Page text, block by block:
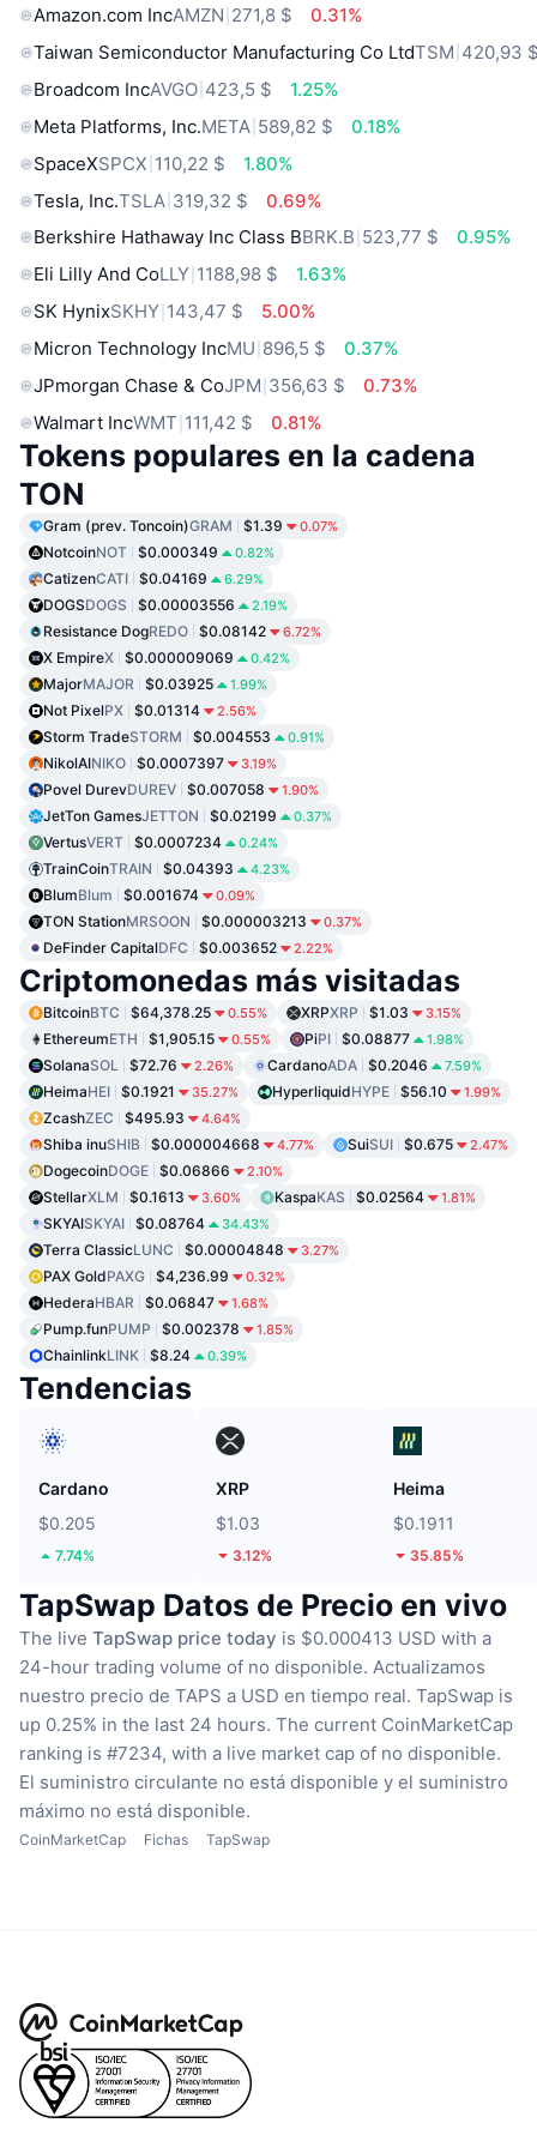
Amazon.com IncAMZN 271,8 $
0.31%
Taiwan Semiconductor Manufacturing Co LtdTSM 420,93
Broadcom IncAVGO 423,5 $
1.25%
Meta Platforms, Inc.META 589,82 $
0.18%
SpaceXSPCX 110,22 $
1.80%
Tesla, Inc.TSLA 319,32 $
0.69%
Berkshire Hathaway Inc Class BBRK.B 523,77 $
0.95%
Eli Lilly And CoLLY 1188,98 $
1.63%
SK HynixSKHY 143,47 $
5.00%
Micron Technology IncMU 896,5 $
0.37%
JPmorgan Chase & CoJPM 356,63 $
0.73%
Walmart IncWMT 111,42 $ 0.81%
Tokens populares en la cadena
TON
Gram (prev. Toncoin)GRAM $1.39 0.07%
NotcoinNOT $0.000349 0.82%
CatizenCATI $0.04169 6.29%
DOGSDOGS $0.00003556 2.19%
Resistance DogREDO $0.08142 6.72%
X EmpireX $0.000009069 0.42%
MajorMAJOR $0.03925 1.99%
Not PixelPX $0.01314 2.56%
Storm TradeSTORM $0.004553 0.91%
NikolAINIKO $0.0007397 3.19%
Povel DurevDUREV $0.007058 1.90%
JetTon GamesJETTON $0.02199 0.37%
VertusVERT $0.0007234 0.24%
TrainCoinTRAIN $0.04393 4.23%
BlumBlum $0.001674 0.09%
TON StationMRSOON $0.000003213 0.37%
DeFinder CapitalDFC $0.003652 2.22%
Criptomonedas más visitadas
BitcoinBTC $64,378.25 0.55% XRPXRP $1.03 3.15%
EthereumETH $1,905.15 0.55% PiPI $0.08877 1.98%
SolanaSOL $72.76 2.26% CardanoADA $0.2046 7.59%
HeimaHEI $0.1921 35.27% HyperliquidHYPE $56.10 1.99%
ZcashZEC $495.93 4.64%
Shiba inuSHIB $0.000004668 4.77% SuiSUI $0.675 2.47%
DogecoinDOGE $0.06866 2.10%
StellarXLM $0.1613 3.60% KaspaKAS $0.02564 1.81%
SKYAISKYAI $0.08764 34.43%
Terra ClassicLUNC $0.00004848 3.27%
PAX GoldPAXG $4,236.99 0.32%
HederaHBAR $0.06847 1.68%
Pump.funPUMP $0.002378 1.85%
ChainlinkLINK $8.24 0.39%
Tendencias
Cardano
$0.205
7.74%
XRP
$1.03
3.12%
Heima
$0.1911
35.85%
TapSwap Datos de Precio en vivo
The live TapSwap price today is $0.000413 USD with a
24-hour trading volume of no disponible. Actualizamos
nuestro precio de TAPS a USD en tiempo real. TapSwap is
up 0.25% in the last 24 hours. The current CoinMarketCap
ranking is #7234, with a live market cap of no disponible.
El suministro circulante no está disponible y el suministro
máximo no está disponible.
CoinMarketCap Fichas TapSwap